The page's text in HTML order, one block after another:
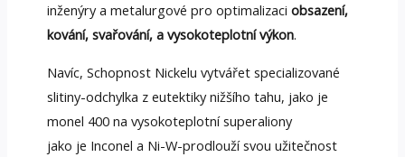
inženýry a metalurgové pro optimalizaci obsazení,
kování, svařování, a vysokoteplotní výkon.
Navíc, Schopnost Nickelu vytvářet specializované
slitiny-odchylka z eutektiky nižšího tahu, jako je
monel 400 na vysokoteplotní superaliony
jako je Inconel a Ni-W-prodlouží svou užitečnost